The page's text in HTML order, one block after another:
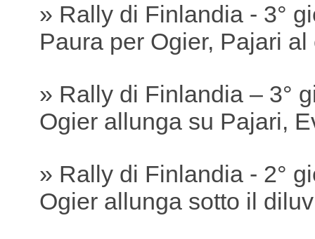
» Rally di Finlandia - 3°
Paura per Ogier, Pajari
» Rally di Finlandia – 3°
Ogier allunga su Pajari,
» Rally di Finlandia - 2°
Ogier allunga sotto il